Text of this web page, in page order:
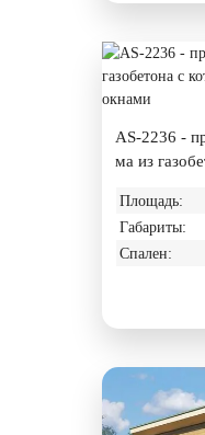
AS-2236 -
ма из
Площадь:
Габариты:
Спален: